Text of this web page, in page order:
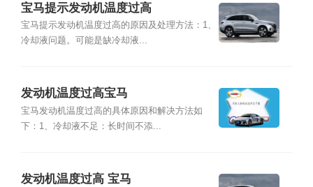
宝马提示发动机温度过高
宝马提示发动机温度过高的原因及处理方法：1、
冷却液问题。可能是缺冷却液...
发动机温度过高宝马
宝马发动机温度过高的具体原因和解决方法如
下：1、冷却液不足：长时间不添...
发动机温度过高 宝马